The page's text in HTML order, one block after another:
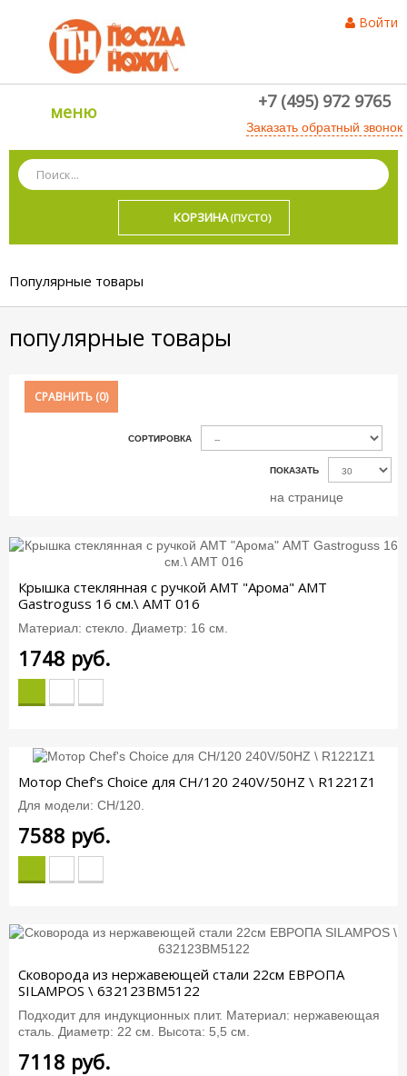
Войти
меню +7 (495) 972 9765
Заказать обратный звонок
КОРЗИНА (ПУСТО)
Популярные товары
популярные товары
СРАВНИТЬ (0)
СОРТИРОВКА
ПОКАЗАТЬ
на странице
Крышка стеклянная c ручкой АМТ "Арома" AMT
Gastroguss 16 см.\ AMT 016
Материал: стекло. Диаметр: 16 см.
1748 руб.
Мотор Chef's Choice для CH/120 240V/50HZ \ R1221Z1
Для модели: CH/120.
7588 руб.
Сковорода из нержавеющей стали 22см ЕВРОПА
SILAMPOS \ 632123BM5122
Подходит для индукционных плит. Материал: нержавеющая
сталь. Диаметр: 22 см. Высота: 5,5 см.
7118 руб.